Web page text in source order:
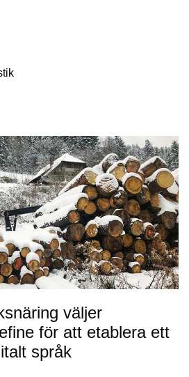
väljer
för att etablera ett
språk